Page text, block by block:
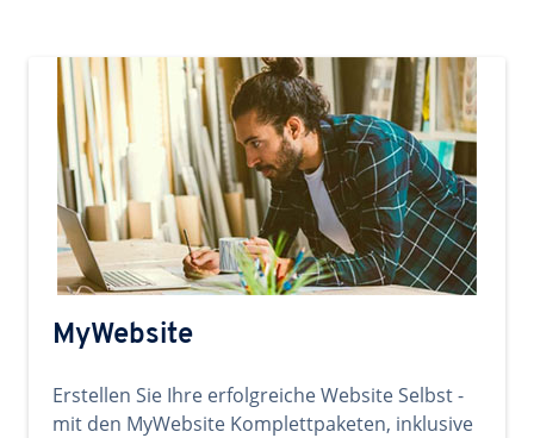
MyWebsite
Erstellen Sie Ihre erfolgreiche Website Selbst -
mit den MyWebsite Komplettpaketen, inklusive